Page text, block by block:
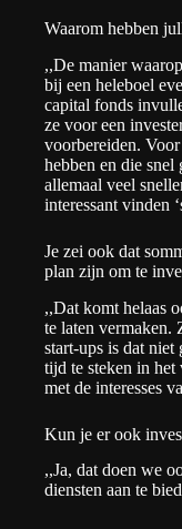
Waarom hebben
,,De manier
bij een heleboel
capital fonds
ze voor een
voorbereiden.
hebben en die
allemaal veel
interessant vinden
Je zei ook dat
plan zijn om te
,,Dat komt helaas
te laten vermaken.
start-ups is dat niet
tijd te steken in het
met de interesses
Kun je er ook
,,Ja, dat doen we
diensten aan te